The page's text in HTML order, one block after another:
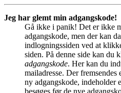
Jeg har glemt min adgangskode!
Gå ikke i panik! Det er ikke
adgangskode, men der kan
indlogningssiden ved at
siden. På denne side kan du
adgangskode. Her kan du
mailadresse. Der
ny adgangskode, indeholder
besøges før de nye